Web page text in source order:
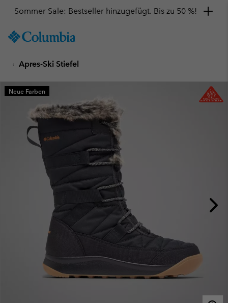
TO
SKIP
MAIN
NAV
SKIP
TO
SEARCH
Sommer Sale: Bestseller hinzugefügt. Bis zu 50 %!
Apres-Ski Stiefel
Neue Farben